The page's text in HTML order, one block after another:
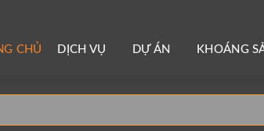
CHỦ DỊCH VỤ DỰ ÁN KHOÁNG